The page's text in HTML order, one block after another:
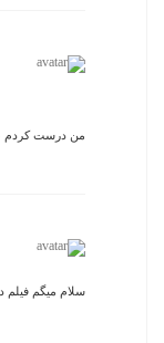
من درست کردم
سلام میگم